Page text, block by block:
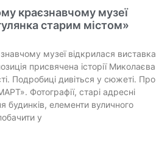
краєзнавчому музеї
старим містом»
музеї відкрилася виставка
присвячена історії Миколаєва
Подробиці дивіться у сюжеті. Про
Фотографії, старі адресні
будинків, елементи вуличного
у